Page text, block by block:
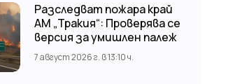
Разследват пожара край
АМ „Тракия“: Проверява се
версия за умишлен палеж
7 август 2026 г. в 13:10 ч.